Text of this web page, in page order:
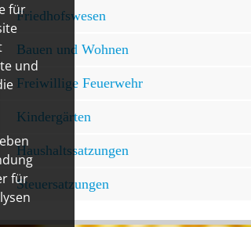
für
und
für
Friedhofswesen
Bauen und Wohnen
Freiwillige Feuerwehr
Kindergärten
Haushaltssatzungen
Steuersatzungen